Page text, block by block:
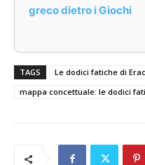
greco dietro i Giochi
TAGS Le dodici fatiche di
mappa concettuale: le dodici